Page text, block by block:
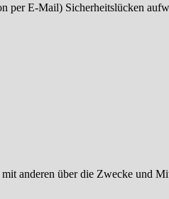
per E-Mail) Sicherheitslücken
anderen über die Zwecke und